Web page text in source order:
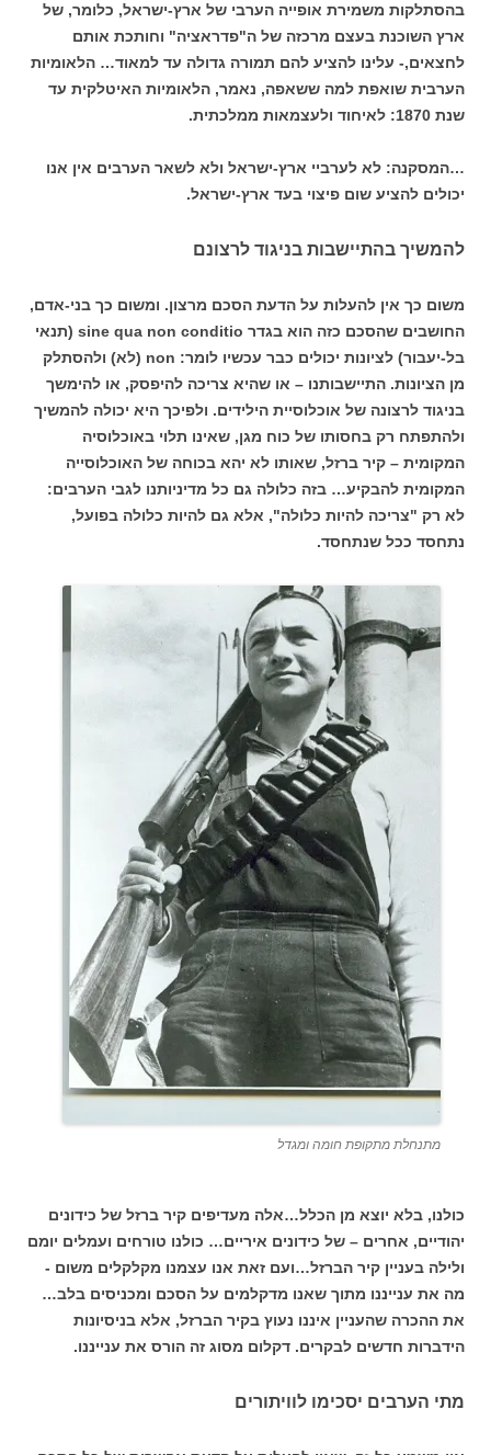
בהסתלקות משמירת אופייה הערבי של ארץ-ישראל, כלומר, של
ארץ השוכנת בעצם מרכזה של ה"פדראציה" וחותכת אותם
לחצאים,- עלינו להציע להם תמורה גדולה עד למאוד… הלאומיות
הערבית שואפת למה ששאפה, נאמר, הלאומיות האיטלקית עד
שנת 1870: לאיחוד ולעצמאות ממלכתית.
…המסקנה: לא לערביי ארץ-ישראל ולא לשאר הערבים אין אנו
יכולים להציע שום פיצוי בעד ארץ-ישראל.
להמשיך בהתיישבות בניגוד לרצונם
משום כך אין להעלות על הדעת הסכם מרצון. ומשום כך בני-אדם,
החושבים שהסכם כזה הוא בגדר sine qua non conditio (תנאי
בל-יעבור) לציונות יכולים כבר עכשיו לומר: non (לא) ולהסתלק
מן הציונות. התיישבותנו – או שהיא צריכה להיפסק, או להימשך
בניגוד לרצונה של אוכלוסיית הילידים. ולפיכך היא יכולה להמשיך
ולהתפתח רק בחסותו של כוח מגן, שאינו תלוי באוכלוסיה
המקומית – קיר ברזל, שאותו לא יהא בכוחה של האוכלוסייה
המקומית להבקיע… בזה כלולה גם כל מדיניותנו לגבי הערבים:
לא רק "צריכה להיות כלולה", אלא גם להיות כלולה בפועל,
נתחסד ככל שנתחסד.
מתנחלת מתקופת חומה ומגדל
כולנו, בלא יוצא מן הכלל…אלה מעדיפים קיר ברזל של כידונים
יהודיים, אחרים – של כידונים איריים… כולנו טורחים ועמלים יומם
ולילה בעניין קיר הברזל…ועם זאת אנו עצמנו מקלקלים משום -
מה את ענייננו מתוך שאנו מדקלמים על הסכם ומכניסים בלב…
את ההכרה שהעניין איננו נעוץ בקיר הברזל, אלא בניסיונות
הידברות חדשים לבקרים. דקלום מסוג זה הורס את ענייננו.
מתי הערבים יסכימו לוויתורים